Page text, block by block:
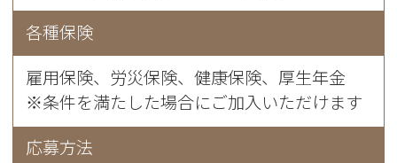
各種保険
雇用保険、労災保険、健康保険、厚生年金
※条件を満たした場合にご加入いただけます
応募方法